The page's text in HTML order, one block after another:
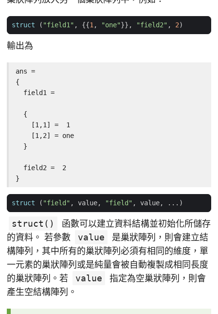
struct ( "field1" , {{1, "one"}}, "field2" , 2)
輸出為
ans =
{
  field1 =
  {
    [1,1] =  1
    [1,2] = one
  }
  field2 =  2
}
struct ( "field" , value, "field" , value, ...)
struct()
函數可以建立資料結構並初始化所儲存
的資料。 若參數
value
是巢狀陣列，則會建立結
構陣列，其中所有的巢狀陣列必須有相同的維度，單
一元素的巢狀陣列或是純量會被自動複製成相同長度
的巢狀陣列。若
value
指定為空巢狀陣列，則會
產生空結構陣列。